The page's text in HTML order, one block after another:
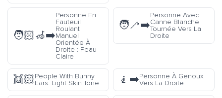
🧑🏻‍🦽‍➡️
Personne En
Fauteuil
Roulant
Manuel
Orientée À
Droite : Peau
Claire
🧑‍🦯‍➡️
Personne Avec
Canne Blanche
Tournée Vers La
Droite
👯🏻People With Bunny
Ears: Light Skin Tone
🧎‍➡️Personne À Genoux
Vers La Droite